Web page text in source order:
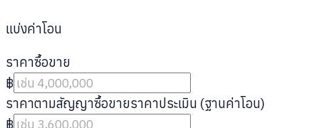
แบ่งค่าโอน
ราคาซื้อขาย
฿
ราคาตามสัญญาซื้อขายราคาประเมิน (ฐานค่าโอน)
฿